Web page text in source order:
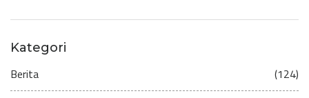
Kategori
Berita (124)